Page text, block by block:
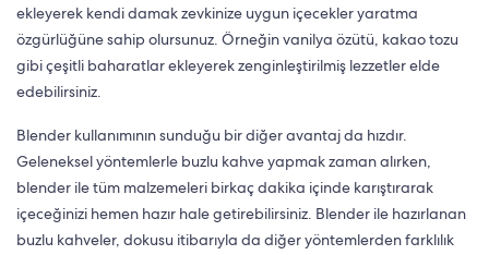
ekleyerek kendi damak zevkinize uygun içecekler yaratma
özgürlüğüne sahip olursunuz. Örneğin vanilya özütü, kakao tozu
gibi çeşitli baharatlar ekleyerek zenginleştirilmiş lezzetler elde
edebilirsiniz.
Blender kullanımının sunduğu bir diğer avantaj da hızdır.
Geleneksel yöntemlerle buzlu kahve yapmak zaman alırken,
blender ile tüm malzemeleri birkaç dakika içinde karıştırarak
içeceğinizi hemen hazır hale getirebilirsiniz. Blender ile hazırlanan
buzlu kahveler, dokusu itibarıyla da diğer yöntemlerden farklılık